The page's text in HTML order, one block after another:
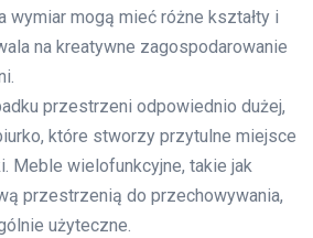
wymiar mogą mieć różne kształty i
na kreatywne zagospodarowanie
przestrzeni odpowiednio dużej,
które stworzy przytulne miejsce
Meble wielofunkcyjne, takie jak
przestrzenią do przechowywania,
użyteczne.